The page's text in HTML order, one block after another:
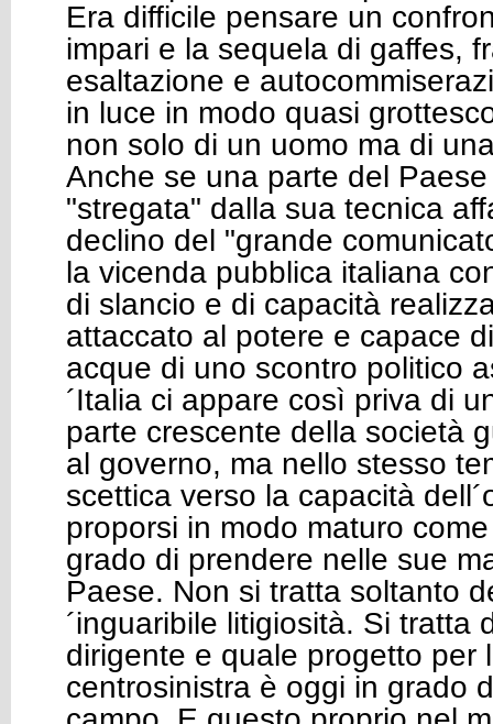
Era difficile pensare un
impari e la sequela di gaffes,
esaltazione e
in luce in modo quasi
non solo di un uomo ma di
Anche se una parte del
"stregata" dalla sua tecnica
declino del "grande
la vicenda pubblica italiana
di slancio e di capacità
attaccato al potere e capace
acque di uno scontro politico
´Italia ci appare così priva di
parte crescente della società
al governo, ma nello stesso
scettica verso la capacità
proporsi in modo maturo
grado di prendere nelle sue
Paese. Non si tratta soltanto
´inguaribile litigiosità. Si tratta
dirigente e quale progetto per
centrosinistra è oggi in grado